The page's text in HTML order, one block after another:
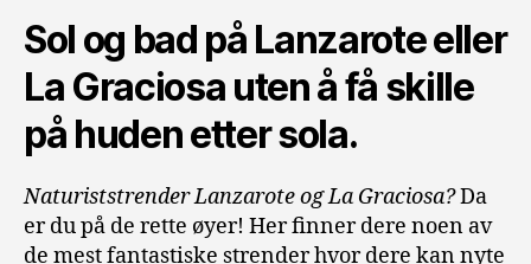
Sol og bad på Lanzarote eller
La Graciosa uten å få skille
på huden etter sola.
Naturiststrender Lanzarote og La Graciosa?Da
er du på de rette øyer! Her finner dere noen av
de mest fantastiske strender hvor dere kan nyte